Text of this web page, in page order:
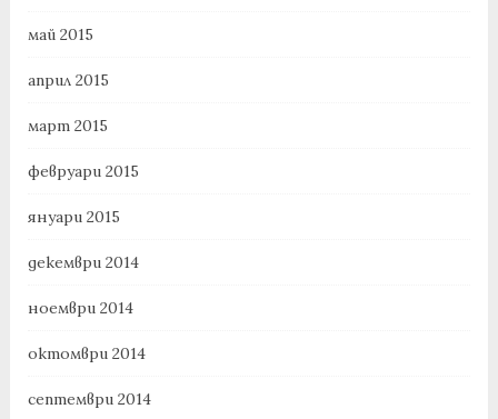
май 2015
април 2015
март 2015
февруари 2015
януари 2015
декември 2014
ноември 2014
октомври 2014
септември 2014